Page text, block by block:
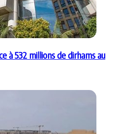
à 532 millions de dirhams au